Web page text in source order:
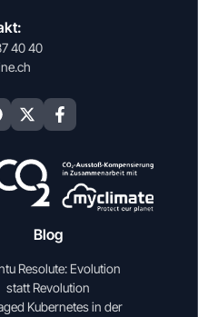
40 40
Blog
Resolute: Evolution
statt Revolution
Kubernetes in der